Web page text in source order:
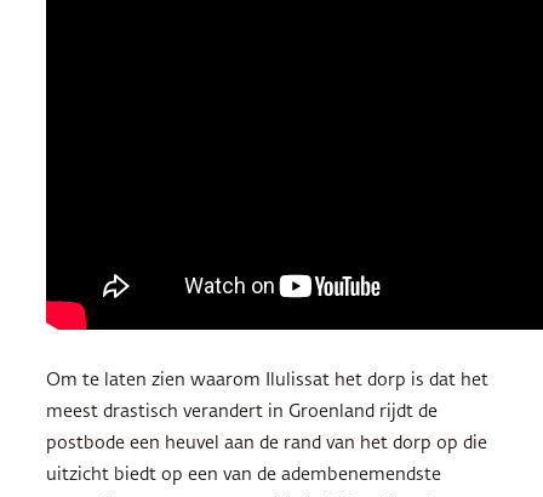
Om te laten zien waarom Ilulissat het dorp is dat het
meest drastisch verandert in Groenland rijdt de
postbode een heuvel aan de rand van het dorp op die
uitzicht biedt op een van de adembenemendste